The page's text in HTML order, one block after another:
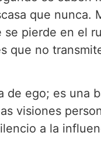
que nunca.
pierde en el
que no
ego; es una
visiones
a la